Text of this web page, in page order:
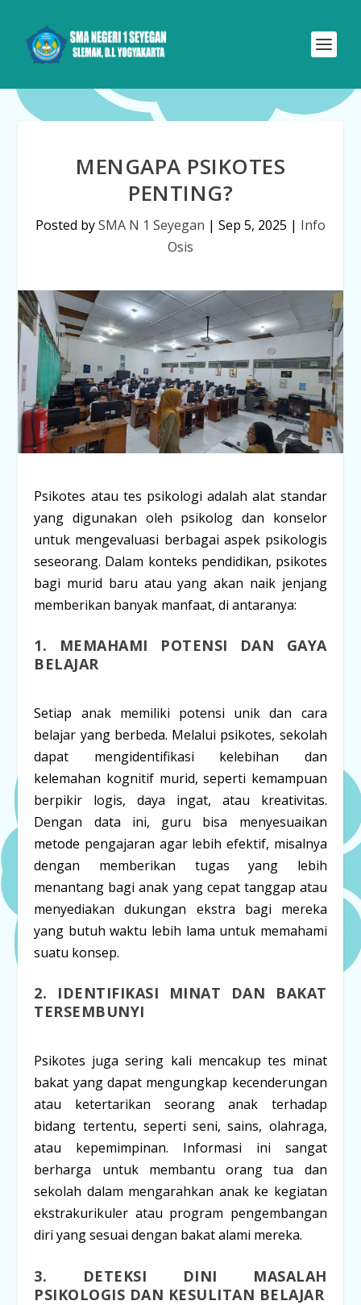
MENGAPA PSIKOTES
PENTING?
Posted bySMA N 1 Seyegan | Sep 5, 2025 | Info
Osis
Psikotes atau tes psikologi adalah alat standar
yang digunakan oleh psikolog dan konselor
untuk mengevaluasi berbagai aspek psikologis
seseorang. Dalam konteks pendidikan, psikotes
bagi murid baru atau yang akan naik jenjang
memberikan banyak manfaat, di antaranya:
1. MEMAHAMI POTENSI DAN GAYA
BELAJAR
Setiap anak memiliki potensi unik dan cara
belajar yang berbeda. Melalui psikotes, sekolah
dapat mengidentifikasi kelebihan dan
kelemahan kognitif murid, seperti kemampuan
berpikir logis, daya ingat, atau kreativitas.
Dengan data ini, guru bisa menyesuaikan
metode pengajaran agar lebih efektif, misalnya
dengan memberikan tugas yang lebih
menantang bagi anak yang cepat tanggap atau
menyediakan dukungan ekstra bagi mereka
yang butuh waktu lebih lama untuk memahami
suatu konsep.
2. IDENTIFIKASI MINAT DAN BAKAT
TERSEMBUNYI
Psikotes juga sering kali mencakup tes minat
bakat yang dapat mengungkap kecenderungan
atau ketertarikan seorang anak terhadap
bidang tertentu, seperti seni, sains, olahraga,
atau kepemimpinan. Informasi ini sangat
berharga untuk membantu orang tua dan
sekolah dalam mengarahkan anak ke kegiatan
ekstrakurikuler atau program pengembangan
diri yang sesuai dengan bakat alami mereka.
3. DETEKSI DINI MASALAH
PSIKOLOGIS DAN KESULITAN BELAJAR